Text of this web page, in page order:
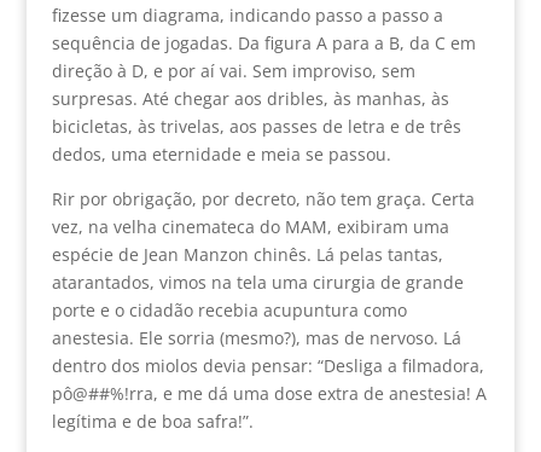
fizesse um diagrama, indicando passo a passo a
sequência de jogadas. Da figura A para a B, da C em
direção à D, e por aí vai. Sem improviso, sem
surpresas. Até chegar aos dribles, às manhas, às
bicicletas, às trivelas, aos passes de letra e de três
dedos, uma eternidade e meia se passou.
Rir por obrigação, por decreto, não tem graça. Certa
vez, na velha cinemateca do MAM, exibiram uma
espécie de Jean Manzon chinês. Lá pelas tantas,
atarantados, vimos na tela uma cirurgia de grande
porte e o cidadão recebia acupuntura como
anestesia. Ele sorria (mesmo?), mas de nervoso. Lá
dentro dos miolos devia pensar: “Desliga a filmadora,
pô@##%!rra, e me dá uma dose extra de anestesia! A
legítima e de boa safra!”.